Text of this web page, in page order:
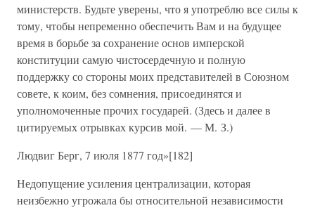
министерств. Будьте уверены, что я употреблю все силы к
тому, чтобы непременно обеспечить Вам и на будущее
время в борьбе за сохранение основ имперской
конституции самую чистосердечную и полную
поддержку со стороны моих представителей в Союзном
совете, к коим, без сомнения, присоединятся и
уполномоченные прочих государей. (Здесь и далее в
цитируемых отрывках курсив мой. — М. З.)
Людвиг Берг, 7 июля 1877 год»[182]
Недопущение усиления централизации, которая
неизбежно угрожала бы относительной независимости